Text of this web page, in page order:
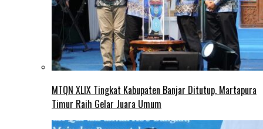
MTQN XLIX Tingkat Kabupaten Banjar Ditutup, Martapura
Timur Raih Gelar Juara Umum